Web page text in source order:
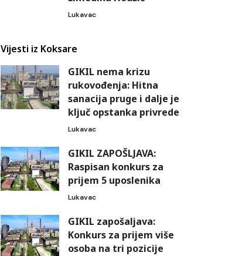
Lukavac
Vijesti iz Koksare
GIKIL nema krizu
rukovođenja: Hitna
sanacija pruge i dalje je
ključ opstanka privrede
Lukavac
GIKIL ZAPOŠLJAVA:
Raspisan konkurs za
prijem 5 uposlenika
Lukavac
GIKIL zapošaljava:
Konkurs za prijem više
osoba na tri pozicije